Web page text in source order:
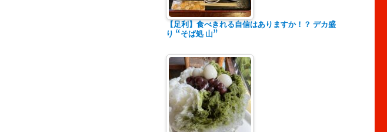
【足利】食べきれる自信はありますか！？ デカ盛
り “そば処 山”